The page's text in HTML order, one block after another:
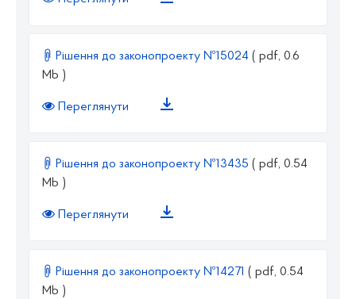
Рішення до законопроекту №15024 ( pdf, 0.6
Mb )
Переглянути
Рішення до законопроекту №13435 ( pdf, 0.54
Mb )
Переглянути
Рішення до законопроекту №14271 ( pdf, 0.54
Mb )